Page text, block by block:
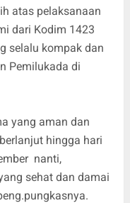
atas pelaksanaan
dari Kodim 1423
selalu kompak dan
Pemilukada di
yang aman dan
hingga hari
nanti,
sehat dan damai